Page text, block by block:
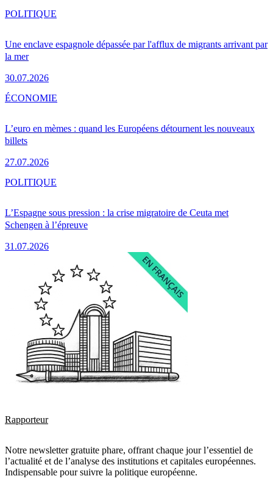
Une enclave espagnole dépassée par l'afflux de migrants arrivant par
la mer
30.07.2026
POLITIQUE
L’euro en mèmes : quand les Européens détournent les nouveaux
billets
27.07.2026
ÉCONOMIE
L’Espagne sous pression : la crise migratoire de Ceuta met
Schengen à l’épreuve
31.07.2026
POLITIQUE
Rapporteur
Notre newsletter gratuite phare, offrant chaque jour l’essentiel de
l’actualité et de l’analyse des institutions et capitales européennes.
Indispensable pour suivre la politique européenne.